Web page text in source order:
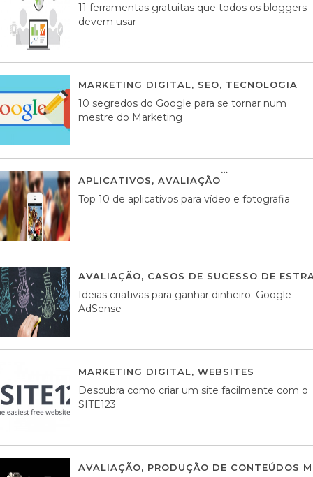
11 ferramentas gratuitas que todos os bloggers
devem usar
MARKETING DIGITAL, SEO, TECNOLOGIA
10 segredos do Google para se tornar num
mestre do Marketing
APLICATIVOS, AVALIAÇÃO
Top 10 de aplicativos para vídeo e fotografia
AVALIAÇÃO, CASOS DE SUCESSO DE
Ideias criativas para ganhar dinheiro: Google
AdSense
MARKETING DIGITAL, WEBSITES
Descubra como criar um site facilmente com o
SITE123
AVALIAÇÃO, PRODUÇÃO DE CONTEÚDOS